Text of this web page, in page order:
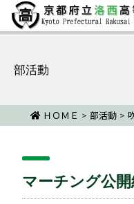
部活動
ＨＯＭＥ > 部活動 >
マーチング公開